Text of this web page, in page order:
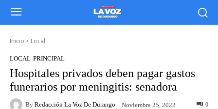
Inicio Local
LOCAL PRINCIPAL
Hospitales privados deben pagar gastos
funerarios por meningitis: senadora
By Redacción La Voz De Durango Noviembre 25, 2022 0